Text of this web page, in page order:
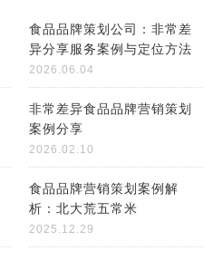
食品品牌策划公司：非常差
异分享服务案例与定位方法
2026.06.04
非常差异食品品牌营销策划
案例分享
2026.02.10
食品品牌营销策划案例解
析：北大荒五常米
2025.12.29